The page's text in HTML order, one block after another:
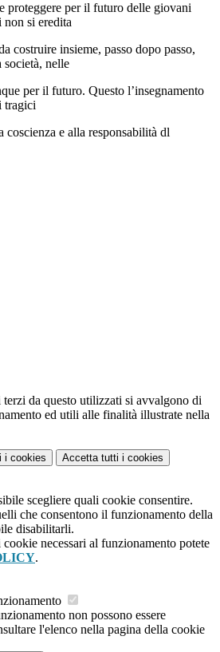
proteggere per il futuro delle giovani
non si eredita
costruire insieme, passo dopo passo,
nelle
per il futuro. Questo l’insegnamento
tragici
e alla responsabilità dl
da questo utilizzati si avvalgono di
ed utili alle finalità illustrate nella
i cookies Accetta tutti i cookies
scegliere quali cookie consentire.
che consentono il funzionamento della
disabilitarli.
necessari al funzionamento potete
.
non possono essere
l'elenco nella pagina della cookie